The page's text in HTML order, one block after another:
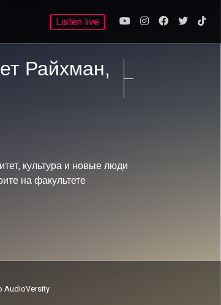
Listen live
Райхман,
культура и новые люди
на факультете
AudioVersity